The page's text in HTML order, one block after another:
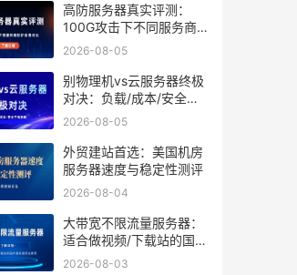
高防服务器真实评测：
100G攻击下不同服务商
防护效果对比
2026-08-05
别物理机vs云服务器终极
对决：负载/成本/安全三
维拆解，选型就看这一篇
2026-08-05
外贸建站首选：美国机房
服务器速度与稳定性测评
2026-08-04
大带宽不限流量服务器：
适合做视频/下载站的国外
服务器网站推荐
2026-08-03